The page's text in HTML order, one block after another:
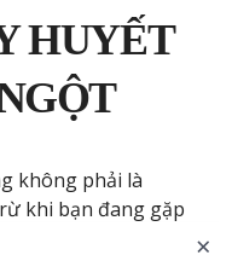
HUYẾT
không phải là
khi bạn đang gặp
đề nào khác. Nếu bạn
×